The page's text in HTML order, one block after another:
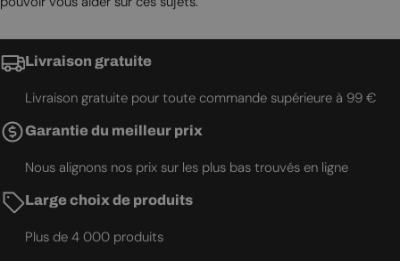
Livraison gratuite
Livraison gratuite pour toute commande supérieure à 99 €
Garantie du meilleur prix
Nous alignons nos prix sur les plus bas trouvés en ligne
Large choix de produits
Plus de 4 000 produits